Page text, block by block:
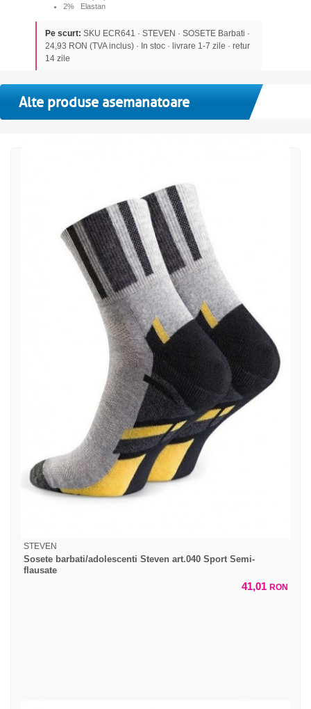
2% Elastan
Pe scurt: SKU ECR641 · STEVEN · SOSETE Barbati ·
24,93 RON (TVA inclus) · In stoc · livrare 1-7 zile · retur
14 zile
Alte produse asemanatoare
STEVEN
Sosete barbati/adolescenti Steven art.040 Sport Semi-
flausate
41,01 RON